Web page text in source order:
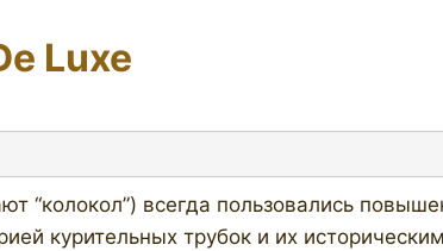
Luxe
“колокол”) всегда пользовались
курительных трубок и их